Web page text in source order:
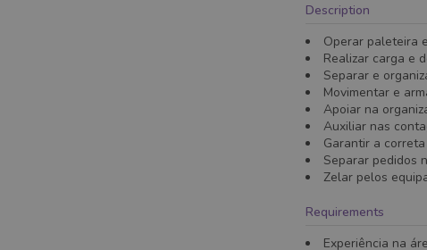
Description
Operar paleteira
Realizar carga e
Separar e
Movimentar e
Apoiar na
Auxiliar nas
Garantir a
Separar pedidos
Zelar pelos
Requirements
Experiência na